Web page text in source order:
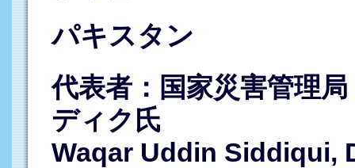
パキスタン
代表者：国家災害管理
ディク氏
Waqar Uddin Siddiqui,